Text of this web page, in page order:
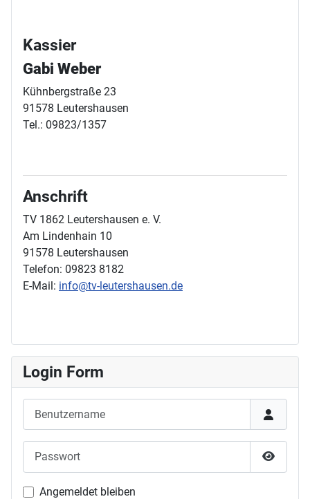
Kassier
Gabi Weber
Kühnbergstraße 23
91578 Leutershausen
Tel.: 09823/1357
Anschrift
TV 1862 Leutershausen e. V.
Am Lindenhain 10
91578 Leutershausen
Telefon: 09823 8182
E-Mail: info@tv-leutershausen.de
Login Form
Angemeldet bleiben